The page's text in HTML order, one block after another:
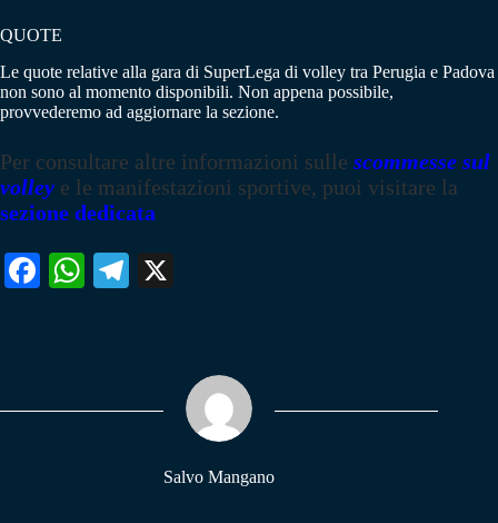
QUOTE
Le quote relative alla gara di SuperLega di volley tra Perugia e Padova
non sono al momento disponibili. Non appena possibile,
provvederemo ad aggiornare la sezione.
Per consultare altre informazioni sulle scommesse sul
volley e le manifestazioni sportive, puoi visitare la
sezione dedicata
Fa W
pp
Te
m
Salvo Mangano